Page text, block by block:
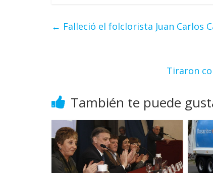
← Falleció el folclorista Juan Carlos
Tiraron
También te puede